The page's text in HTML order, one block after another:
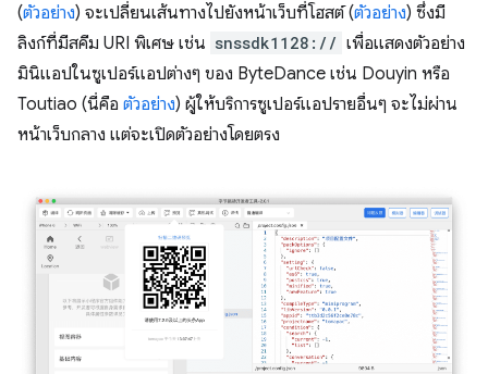
(ตัวอย่าง) จะเปลี่ยนเส้นทางไปยังหน้าเว็บที่โฮสต์ (ตัวอย่าง) ซึ่งมี
ลิงก์ที่มีสคีม URI พิเศษ เช่น snssdk1128:// เพื่อแสดงตัวอย่าง
มินิแอปในซูเปอร์แอปต่างๆ ของ ByteDance เช่น Douyin หรือ
Toutiao (นี่คือ ตัวอย่าง) ผู้ให้บริการซูเปอร์แอปรายอื่นๆ จะไม่ผ่าน
หน้าเว็บกลาง แต่จะเปิดตัวอย่างโดยตรง